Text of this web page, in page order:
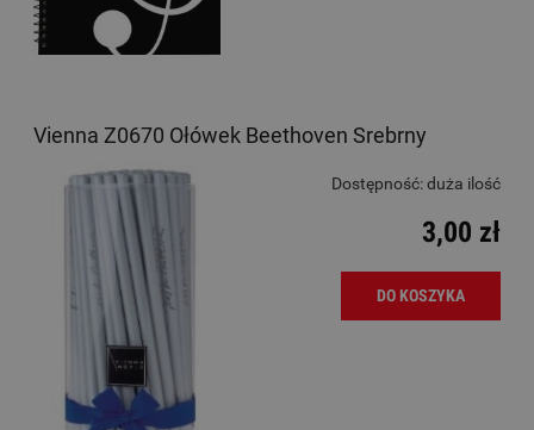
Vienna Z0670 Ołówek Beethoven Srebrny
Dostępność:duża ilość
3,00 zł
DO KOSZYKA